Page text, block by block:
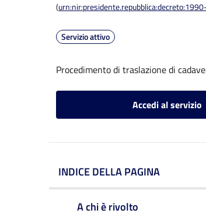
(
Servizio attivo
Procedimento di traslazione di
Accedi al servizio
INDICE DELLA PAGINA
A chi è rivolto